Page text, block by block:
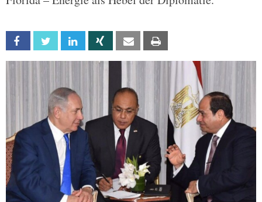
Facebook Twitter Linkedin Xing Email